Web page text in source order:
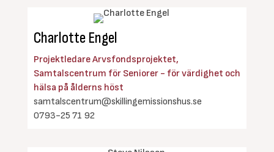
Charlotte Engel
Projektledare Arvsfondsprojektet,
Samtalscentrum för Seniorer - för värdighet och
hälsa på ålderns höst
samtalscentrum@skillingemissionshus.se
0793-25 71 92